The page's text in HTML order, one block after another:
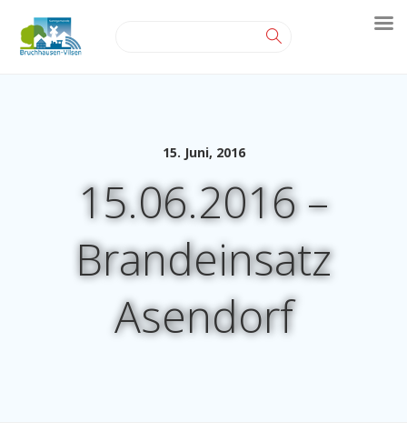
15. Juni, 2016
15.06.2016 –
Brandeinsatz
Asendorf